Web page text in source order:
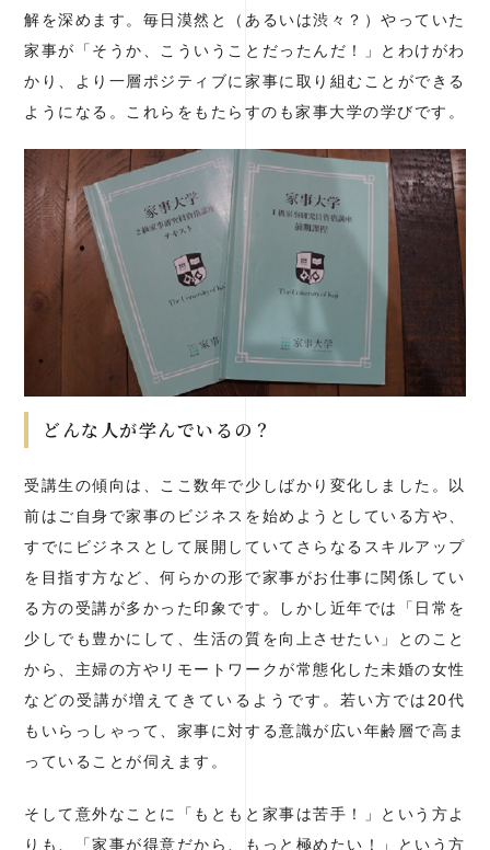
解を深めます。毎日漠然と（あるいは渋々？）やっていた
家事が「そうか、こういうことだったんだ！」とわけがわ
かり、より一層ポジティブに家事に取り組むことができる
ようになる。これらをもたらすのも家事大学の学びです。
どんな人が学んでいるの？
受講生の傾向は、ここ数年で少しばかり変化しました。以
前はご自身で家事のビジネスを始めようとしている方や、
すでにビジネスとして展開していてさらなるスキルアップ
を目指す方など、何らかの形で家事がお仕事に関係してい
る方の受講が多かった印象です。しかし近年では「日常を
少しでも豊かにして、生活の質を向上させたい」とのこと
から、主婦の方やリモートワークが常態化した未婚の女性
などの受講が増えてきているようです。若い方では20代
もいらっしゃって、家事に対する意識が広い年齢層で高ま
っていることが伺えます。
そして意外なことに「もともと家事は苦手！」という方よ
りも、「家事が得意だから、もっと極めたい！」という方